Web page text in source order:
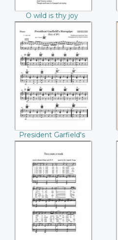
O wild is thy joy
(Thomas Hastings)
President
Garfield's Hornpipe
President Garfield's
Hornpipe
Two cents a week
(Sarah H. Yocum)